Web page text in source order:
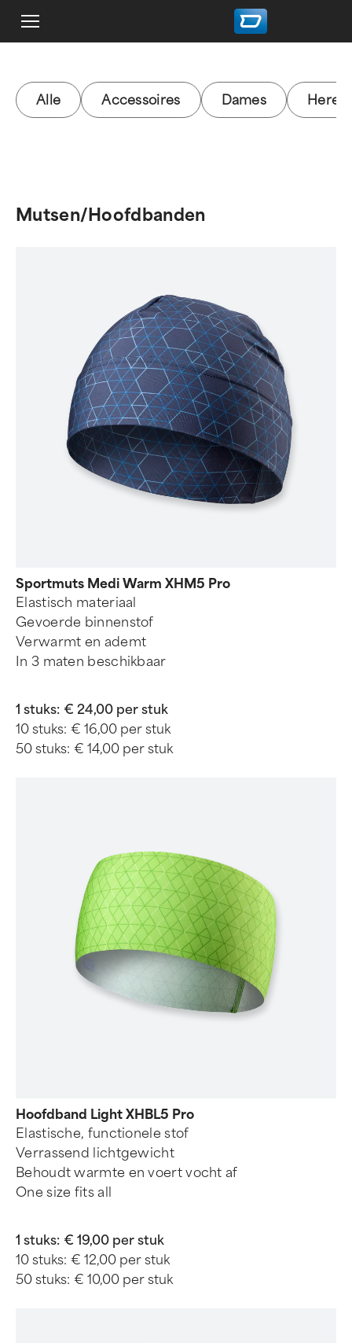
Alle Accessoires Dames Heren
Mutsen/Hoofdbanden
Sportmuts Medi Warm XHM5 Pro
Elastisch materiaal
Gevoerde binnenstof
Verwarmt en ademt
In 3 maten beschikbaar
1 stuks: € 24,00 per stuk
10 stuks: € 16,00 per stuk
50 stuks: € 14,00 per stuk
Hoofdband Light XHBL5 Pro
Elastische, functionele stof
Verrassend lichtgewicht
Behoudt warmte en voert vocht af
One size fits all
1 stuks: € 19,00 per stuk
10 stuks: € 12,00 per stuk
50 stuks: € 10,00 per stuk